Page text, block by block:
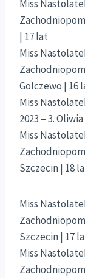
Miss
| 17 lat
Miss
Golczewo | 16
Miss
2023 – 3.
Miss
Szczecin | 18
Miss
Szczecin | 17
Miss